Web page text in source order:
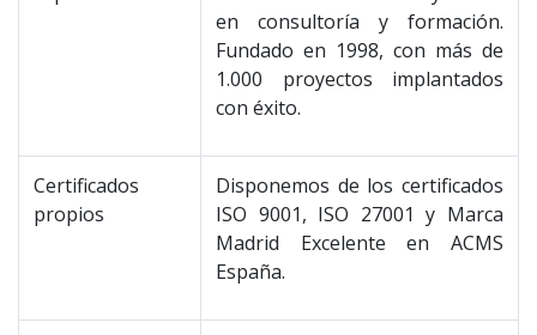
en consultoría y formación.
Fundado en 1998, con más de
1.000 proyectos implantados
con éxito.
Certificados
propios
Disponemos de los certificados
ISO 9001, ISO 27001 y Marca
Madrid Excelente en ACMS
España.